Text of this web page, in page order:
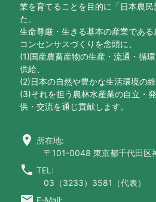
業を育てることを目的に「日本農
た。
生命尊厳・生きる基本の産業であ
コンセンサスづくりを念頭に、
(1)国産農畜産物の生産・流通・循
供給、
(2)日本の自然や豊かな生活環境の維
(3)それを担う農林水産業の自立・
供・交流を通じ貢献します。
location_on 所在地:
〒101-0048 東京都千代田区
call TEL:
03（3233）3581（代表）
E-Mail: